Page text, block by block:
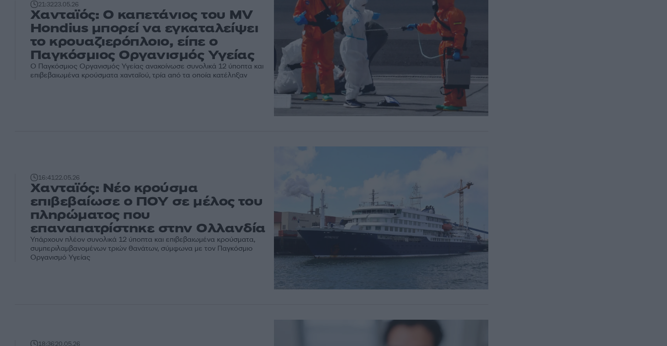
21:3223.05.26
Χανταϊός: Ο καπετάνιος του MV
Hondius μπορεί να εγκαταλείψει
το κρουαζιερόπλοιο, είπε ο
Παγκόσμιος Οργανισμός Υγείας
Ο Παγκόσμιος Οργανισμός Υγείας ανακοίνωσε συνολικά 12 ύποπτα και
επιβεβαιωμένα κρούσματα χανταϊού, τρία από τα οποία κατέληξαν
16:4122.05.26
Χανταϊός: Νέο κρούσμα
επιβεβαίωσε ο ΠΟΥ σε μέλος του
πληρώματος που
επαναπατρίστηκε στην Ολλανδία
Υπάρχουν πλέον συνολικά 12 ύποπτα και επιβεβαιωμένα κρούσματα,
συμπεριλαμβανομένων τριών θανάτων, σύμφωνα με τον Παγκόσμιο
Οργανισμό Υγείας
18:3620.05.26